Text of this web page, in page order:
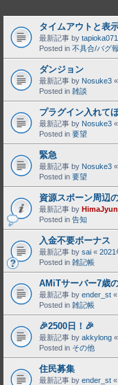
タイムアウトと表
最新記事 by
Posted in 不具合/バグ
ダンジョン
最新記事 by Nosuke3 «
Posted in 雑談
プラグイン入れて
最新記事 by Nosuke3 «
Posted in 要望
緊急
最新記事 by Nosuke3 «
Posted in 要望
資源スポーン周辺
最新記事 by HimaJyun
Posted in 告知
入金不要ボーナス
最新記事 by sai « 2021
Posted in 雑記帳
AMiTサーバー7歳
最新記事 by ender_st «
Posted in 雑記帳
🎉2500日！🎉
最新記事 by akkylong «
Posted in その他
住民募集
最新記事 by ender_st «